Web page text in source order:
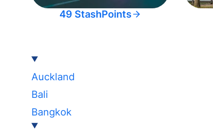
49 StashPoints
Auckland
Bali
Bangkok